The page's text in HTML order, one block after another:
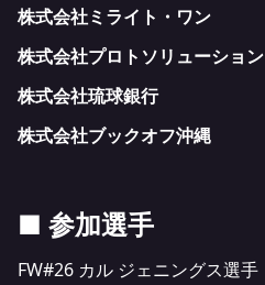
株式会社ミライト・ワン
株式会社プロトソリューション
株式会社琉球銀行
株式会社ブックオフ沖縄
■ 参加選手
FW#26 カル ジェニングス選手